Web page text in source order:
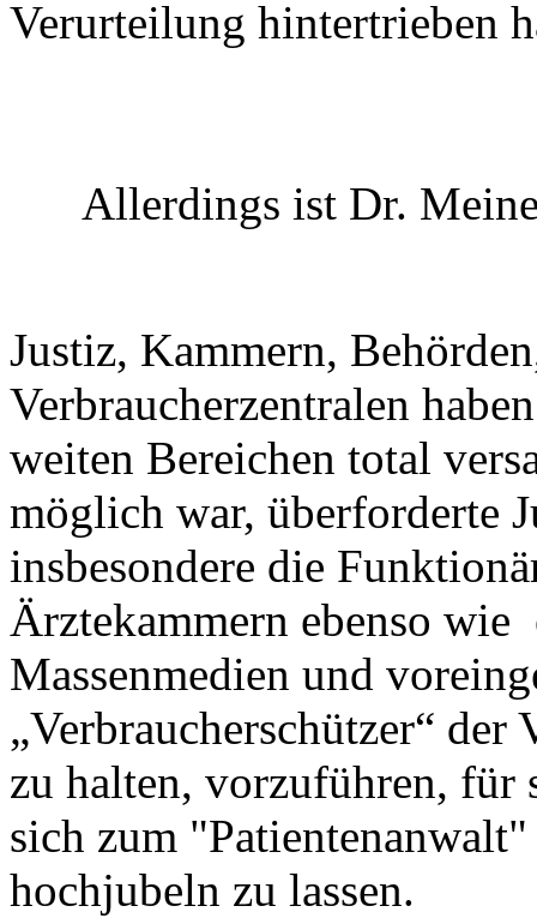
Verurteilung hintertrieben
Allerdings ist Dr.
Justiz, Kammern,
Verbraucherzentralen
weiten Bereichen total
möglich war, überforderte
insbesondere die
Ärztekammern ebenso
Massenmedien und
„Verbraucherschützer“ der
zu halten, vorzuführen, für
sich zum
hochjubeln zu lassen.